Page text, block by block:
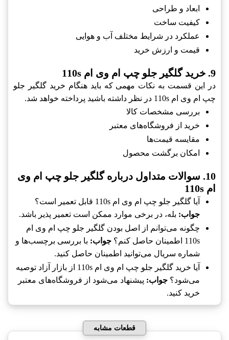
ابعاد و طراحی
کیفیت ساخت
عملکرد در شرایط مختلف آب و هوایی
قیمت و ارزش خرید
9. خرید گلگیر جلو چپ ام وی ام 110s
در این قسمت به نکات مهمی که باید هنگام خرید گلگیر جلو
چپ ام وی ام 110s در نظر داشته باشید پرداخته خواهد شد.
بررسی مشخصات کالا
خرید از فروشگاه‌های معتبر
مقایسه قیمت‌ها
امکان برگشت محصول
10. سوالات متداول درباره گلگیر جلو چپ ام وی
ام 110s
آیا گلگیر جلو چپ ام وی ام 110s قابل تعمیر است؟
جواب: بله، در برخی موارد ممکن است تعمیر پذیر باشد.
چگونه می‌توانم از اصل بودن گلگیر جلو چپ ام وی ام
110s اطمینان حاصل کنم؟
جواب: با بررسی برچسب‌ها و
شماره سریال می‌توانید اطمینان حاصل کنید.
آیا خرید گلگیر جلو چپ ام وی ام 110s از بازار آزاد توصیه
می‌شود؟ جواب: پیشنهاد می‌شود از فروشگاه‌های معتبر
خرید کنید.
قطعات مشابه